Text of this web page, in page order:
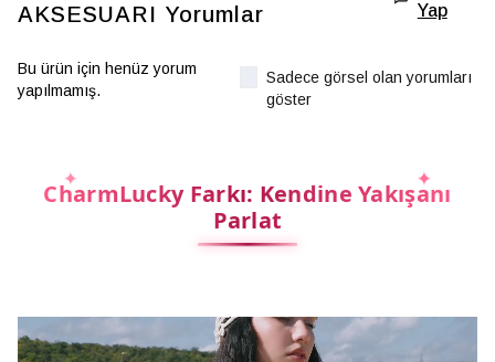
AKSESUARI Yorumlar
Yap
Bu ürün için henüz yorum
yapılmamış.
Sadece görsel olan yorumları
göster
CharmLucky Farkı: Kendine Yakışanı
Parlat